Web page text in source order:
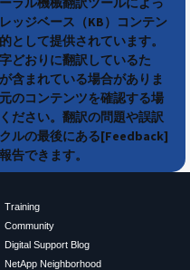
ッジベース（KB）コンテン
として提供されています。
どおりに翻訳しているた
含まれている場合がありま
のコンテンツを確認する場
ださい。翻訳の問題や誤訳
ルの最後にある[Feedback]
告できます。
Training
Community
Digital Support Blog
NetApp Neighborhood